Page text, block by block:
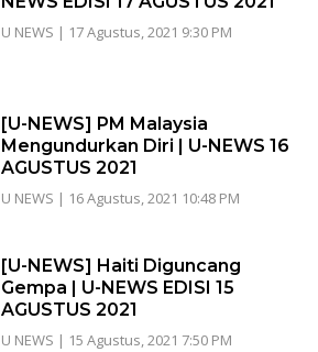
U NEWS | 17 Agustus, 2021 9:30 PM
[U-NEWS] PM Malaysia
Mengundurkan Diri | U-NEWS 16
AGUSTUS 2021
U NEWS | 16 Agustus, 2021 10:48 PM
[U-NEWS] Haiti Diguncang
Gempa | U-NEWS EDISI 15
AGUSTUS 2021
U NEWS | 15 Agustus, 2021 7:50 PM